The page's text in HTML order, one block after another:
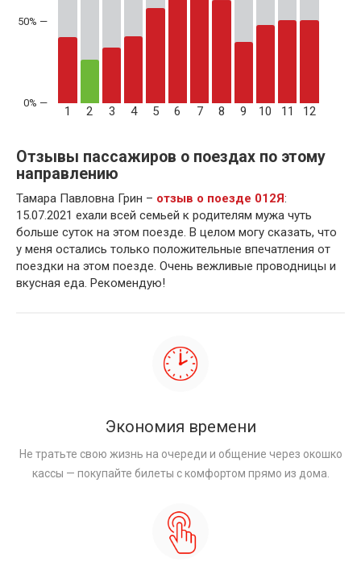
50% —
1 2 3 4 5 6 7 8 9 10 11 12
Отзывы пассажиров о поездах по этому
направлению
Тамара Павловна Грин – отзыв о поезде 012Я:
15.07.2021 ехали всей семьей к родителям мужа чуть
больше суток на этом поезде. В целом могу сказать, что
у меня остались только положительные впечатления от
поездки на этом поезде. Очень вежливые проводницы и
вкусная еда. Рекомендую!
Экономия времени
Не тратьте свою жизнь на очереди и общение через окошко
кассы — покупайте билеты с комфортом прямо из дома.